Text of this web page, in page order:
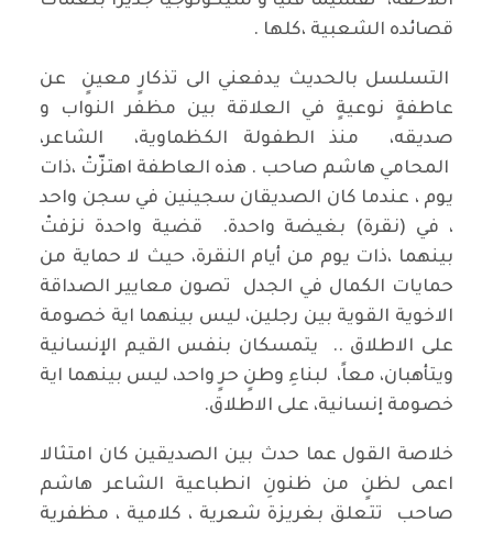
قصائده الشعبية ،كلها .
التسلسل بالحديث يدفعني الى تذكارٍ معينٍ عن
عاطفةٍ نوعيةٍ في العلاقة بين مظفر النواب و
صديقه، منذ الطفولة الكظماوية، الشاعر،
المحامي هاشم صاحب . هذه العاطفة اهتزّتْ ،ذات
يوم ، عندما كان الصديقان سجينين في سجن واحد
، في (نقرة) بغيضة واحدة. قضية واحدة نزفتْ
بينهما ،ذات يوم من أيام النقرة، حيث لا حماية من
حمايات الكمال في الجدل تصون معايير الصداقة
الاخوية القوية بين رجلين، ليس بينهما اية خصومة
على الاطلاق .. يتمسكان بنفس القيم الإنسانية
ويتأهبان، معاً، لبناءِ وطنٍ حرٍ واحد، ليس بينهما اية
خصومة إنسانية، على الاطلاق.
خلاصة القول عما حدث بين الصديقين كان امتثالا
اعمى لظنٍ من ظنونِ انطباعية الشاعر هاشم
صاحب تتعلق بغريزة شعرية ، كلامية ، مظفرية